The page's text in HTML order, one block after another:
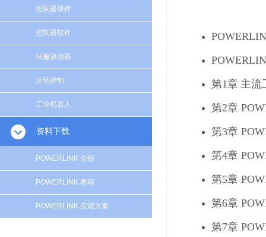
控制器硬件
控制器软件
伺服驱动器
运动控制
工业机器人
资料下载
POWERLINK 介绍
POWERLINK 教程
POWERLINK 实现方案
第1章 主流
第2章
第3章
第4章
第5章
第6章
第7章